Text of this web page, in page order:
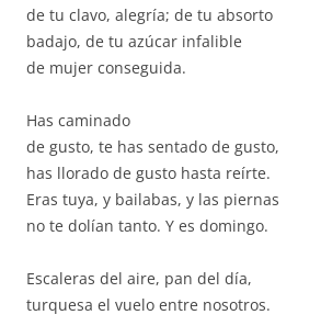
de tu clavo, alegría; de tu absorto
badajo, de tu azúcar infalible
de mujer conseguida.
Has caminado
de gusto, te has sentado de gusto,
has llorado de gusto hasta reírte.
Eras tuya, y bailabas, y las piernas
no te dolían tanto. Y es domingo.
Escaleras del aire, pan del día,
turquesa el vuelo entre nosotros.